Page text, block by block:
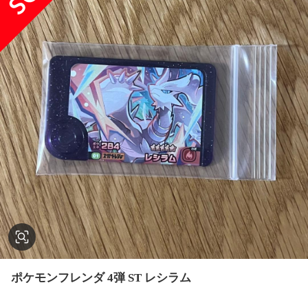
ポケモンフレンダ 4弾 ST レシラム